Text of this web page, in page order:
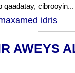
qaadatay,
idris
AWEYS